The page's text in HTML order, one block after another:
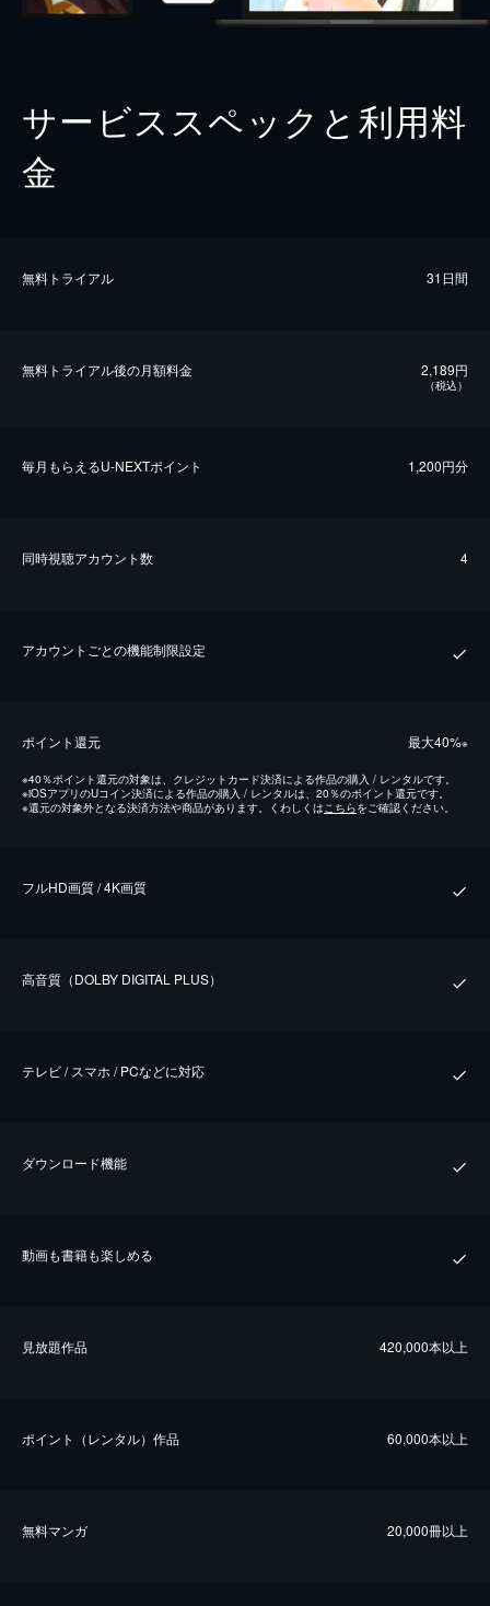
サービススペックと利用料
金
無料トライアル 31日間
無料トライアル後の⽉額料金 2,189円
（税込）
毎⽉もらえるU-NEXTポイント 1,200円分
同時視聴アカウント数 4
アカウントごとの機能制限設定
ポイント還元 最⼤40%※
※40％ポイント還元の対象は、クレジットカード決済による作品の購入 / レンタルです。
※iOSアプリのUコイン決済による作品の購入 / レンタルは、20％のポイント還元です。
※還元の対象外となる決済方法や商品があります。くわしくは こちらをご確認ください。
フルHD画質 / 4K画質
⾼⾳質（DOLBY DIGITAL PLUS）
テレビ / スマホ / PCなどに対応
ダウンロード機能
動画も書籍も楽しめる
⾒放題作品 420,000本以上
ポイント（レンタル）作品 60,000本以上
無料マンガ 20,000冊以上